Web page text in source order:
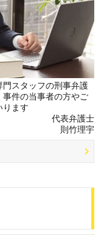
スタッフの刑事弁護
件の当事者の方やご
ります
代表弁護士
則竹理宇